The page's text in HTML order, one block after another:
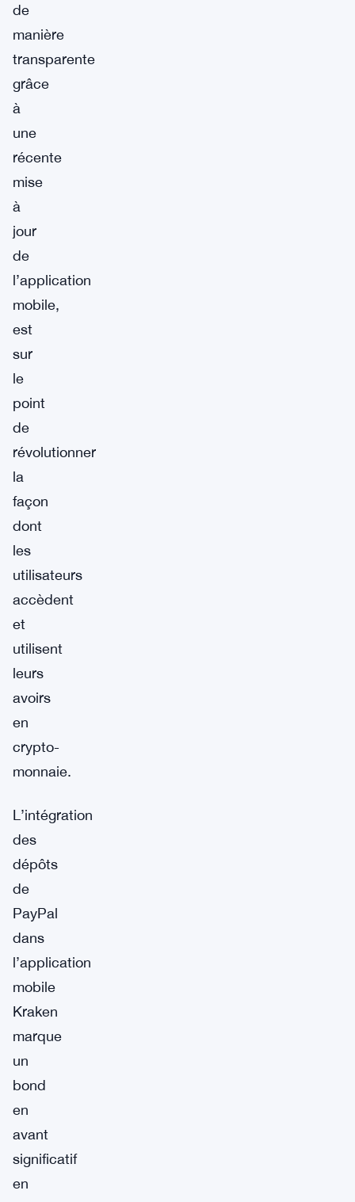
de
manière
transparente
grâce
à
une
récente
mise
à
jour
de
l’application
mobile,
est
sur
le
point
de
révolutionner
la
façon
dont
les
utilisateurs
accèdent
et
utilisent
leurs
avoirs
en
crypto-
monnaie.
L’intégration
des
dépôts
de
PayPal
dans
l’application
mobile
Kraken
marque
un
bond
en
avant
significatif
en